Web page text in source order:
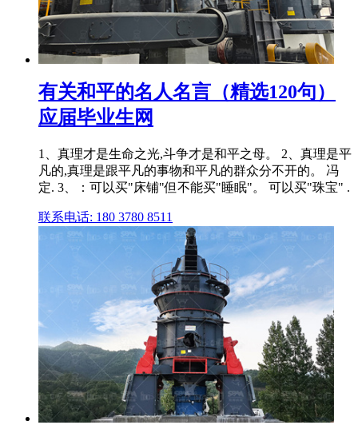
有关和平的名人名言（精选120句）
应届毕业生网
1、真理才是生命之光,斗争才是和平之母。 2、真理是平
凡的,真理是跟平凡的事物和平凡的群众分不开的。 冯
定. 3、：可以买"床铺"但不能买"睡眠"。 可以买"珠宝" .
联系电话: 180 3780 8511